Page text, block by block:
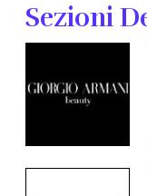
Sezioni